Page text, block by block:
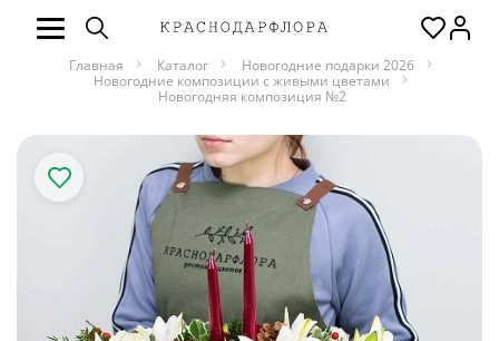
Главная Каталог
Новогодние подарки 2026
Новогодние композиции с живыми цветами
Новогодняя композиция №2